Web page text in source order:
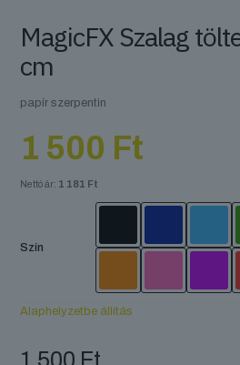
MagicFX Szalag
cm
papír szerpentin
1 500 Ft
Nettó ár: 1 181 Ft
Szín
Alaphelyzetbe állítás